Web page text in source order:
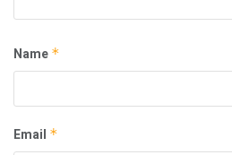
Name *
Email *